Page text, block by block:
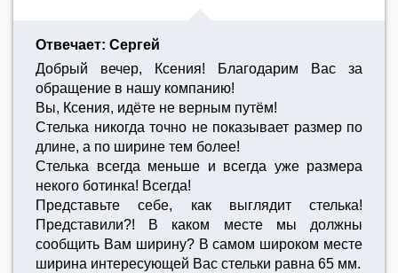
Отвечает: Сергей
Добрый вечер, Ксения! Благодарим Вас за
обращение в нашу компанию!
Вы, Ксения, идёте не верным путём!
Стелька никогда точно не показывает размер по
длине, а по ширине тем более!
Стелька всегда меньше и всегда уже размера
некого ботинка! Всегда!
Представьте себе, как выглядит стелька!
Представили?! В каком месте мы должны
сообщить Вам ширину? В самом широком месте
ширина интересующей Вас стельки равна 65 мм.